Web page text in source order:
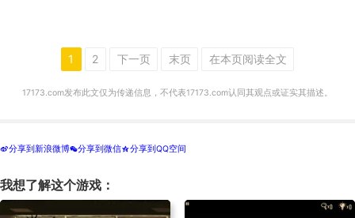
1 2 下一页 末页 在本页阅读全文
17173.com发布此文仅为传递信息，不代表17173.com认同其观点或证实其描述。
t分享到新浪微博w分享到微信z分享到QQ空间
我想了解这个游戏：